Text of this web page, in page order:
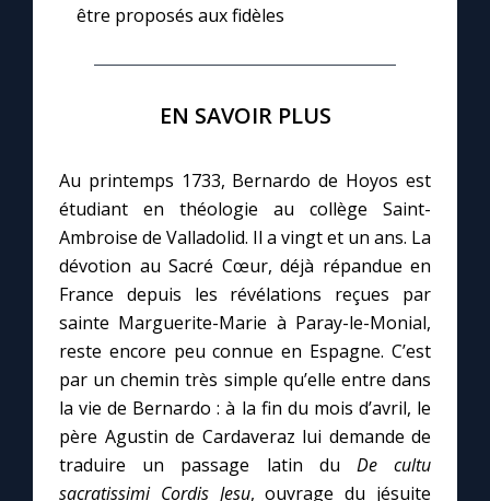
être proposés aux fidèles
EN SAVOIR PLUS
Au printemps 1733, Bernardo de Hoyos est
étudiant en théologie au collège Saint-
Ambroise de Valladolid. Il a vingt et un ans. La
dévotion au Sacré Cœur, déjà répandue en
France depuis les révélations reçues par
sainte Marguerite-Marie à Paray-le-Monial,
reste encore peu connue en Espagne. C’est
par un chemin très simple qu’elle entre dans
la vie de Bernardo : à la fin du mois d’avril, le
père Agustin de Cardaveraz lui demande de
traduire un passage latin du De cultu
sacratissimi Cordis Jesu, ouvrage du jésuite